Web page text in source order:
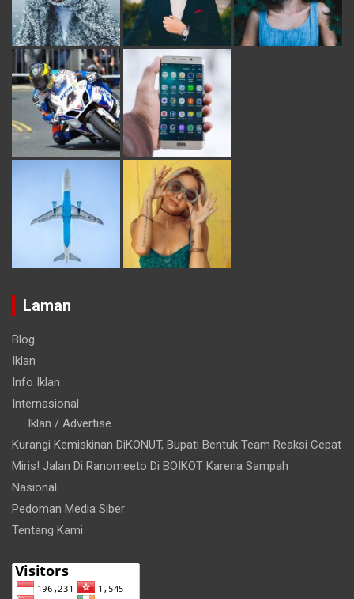
Laman
Blog
Iklan
Info Iklan
Internasional
Iklan / Advertise
Kurangi Kemiskinan DiKONUT, Bupati Bentuk Team Reaksi Cepat
Miris! Jalan Di Ranomeeto Di BOIKOT Karena Sampah
Nasional
Pedoman Media Siber
Tentang Kami